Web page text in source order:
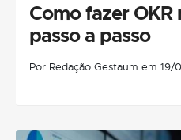
Como fazer OKR
passo a passo
Por Redação Gestaum em